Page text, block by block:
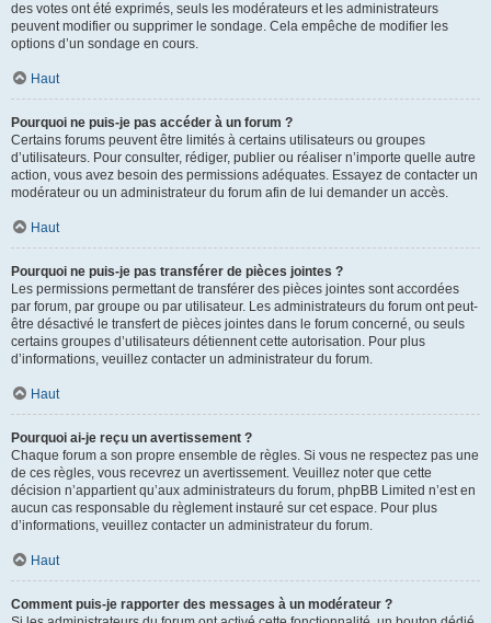
des votes ont été exprimés, seuls les modérateurs et les administrateurs
peuvent modifier ou supprimer le sondage. Cela empêche de modifier les
options d’un sondage en cours.
Haut
Pourquoi ne puis-je pas accéder à un forum ?
Certains forums peuvent être limités à certains utilisateurs ou groupes
d’utilisateurs. Pour consulter, rédiger, publier ou réaliser n’importe quelle autre
action, vous avez besoin des permissions adéquates. Essayez de contacter un
modérateur ou un administrateur du forum afin de lui demander un accès.
Haut
Pourquoi ne puis-je pas transférer de pièces jointes ?
Les permissions permettant de transférer des pièces jointes sont accordées
par forum, par groupe ou par utilisateur. Les administrateurs du forum ont peut-
être désactivé le transfert de pièces jointes dans le forum concerné, ou seuls
certains groupes d’utilisateurs détiennent cette autorisation. Pour plus
d’informations, veuillez contacter un administrateur du forum.
Haut
Pourquoi ai-je reçu un avertissement ?
Chaque forum a son propre ensemble de règles. Si vous ne respectez pas une
de ces règles, vous recevrez un avertissement. Veuillez noter que cette
décision n’appartient qu’aux administrateurs du forum, phpBB Limited n’est en
aucun cas responsable du règlement instauré sur cet espace. Pour plus
d’informations, veuillez contacter un administrateur du forum.
Haut
Comment puis-je rapporter des messages à un modérateur ?